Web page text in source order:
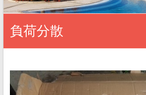
負荷分散